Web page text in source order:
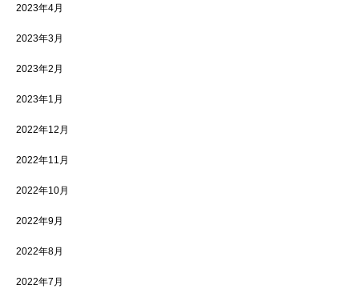
2023年4月
2023年3月
2023年2月
2023年1月
2022年12月
2022年11月
2022年10月
2022年9月
2022年8月
2022年7月